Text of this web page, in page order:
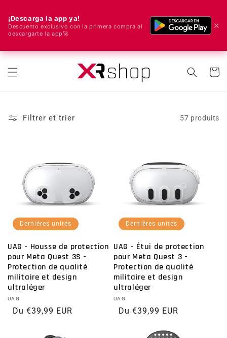
¡Descarga la app ya!
Descuento exclusivo con la primera compra al
descargarte la app🚀
✕
🌍 Nous livrons dans le monde entier ! 🚀📦
Panier
Filtrer et trier 57 produits
Dernières unités
UAG - Housse de protection
pour Meta Quest 3S -
Protection de qualité
militaire et design
ultraléger
Distributeur :
UAG
Prix habituel
Du €39,99 EUR
Dernières unités
UAG - Étui de protection
pour Meta Quest 3 -
Protection de qualité
militaire et design
ultraléger
Distributeur :
UAG
Prix habituel
Du €39,99 EUR